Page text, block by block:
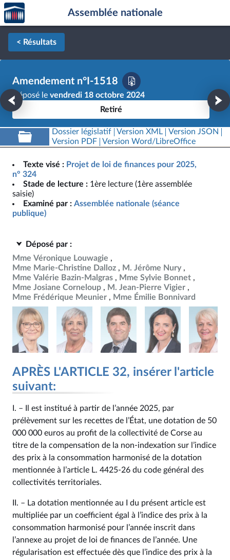
Aller au contenu
Aller en bas de la page
Accèder
à la
page
d'accueil
Assemblée nationale
< Résultats
Amendement n°I-1518
Déposé le vendredi 18 octobre 2024
Retiré
Dossier législatif Version XML
Version JSON
Version PDF
Version Word/LibreOffice
Texte visé : Projet de loi de finances pour 2025,
n° 324
Stade de lecture : 1ère lecture (1ère assemblée
saisie)
Examiné par : Assemblée nationale (séance
publique)
Déposé par :
Mme Véronique Louwagie
Mme Marie-Christine Dalloz
M. Jérôme Nury
Mme Valérie Bazin-Malgras
Mme Sylvie Bonnet
Mme Josiane Corneloup
M. Jean-Pierre Vigier
Mme Frédérique Meunier
Mme Émilie Bonnivard
APRÈS L'ARTICLE 32, insérer l'article
suivant:
I. – Il est institué à partir de l’année 2025, par
prélèvement sur les recettes de l’État, une dotation de 50
000 000 euros au profit de la collectivité de Corse au
titre de la compensation de la non-indexation sur l’indice
des prix à la consommation harmonisé de la dotation
mentionnée à l’article L. 4425‑26 du code général des
collectivités territoriales.
II. – La dotation mentionnée au I du présent article est
multipliée par un coefficient égal à l’indice des prix à la
consommation harmonisé pour l’année inscrit dans
l’annexe au projet de loi de finances de l’année. Une
régularisation est effectuée dès que l’indice des prix à la